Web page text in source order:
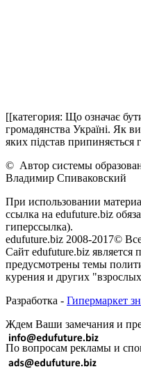
[[категория: Що означає
громадянства Україні. Як
яких підстав
© Автор системы
Владимир Спиваковский
При использовании
ссылка на edufuture.biz
гиперссылка).
edufuture.biz 2008-2017©
Сайт edufuture.biz является
предусмотрены темы
курения и других
Разработка - Гипермаркет
Ждем Ваши замечания и
По вопросам рекламы и